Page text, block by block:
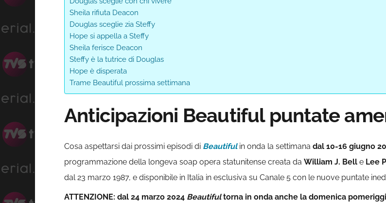
Sheila rifiuta Deacon
Douglas sceglie zia Steffy
Hope si appella a Steffy
Sheila ferisce Deacon
Steffy è la tutrice di Douglas
Hope è disperata
Trame Beautiful prossima settimana
Anticipazioni Beautiful puntate
Cosa aspettarsi dai prossimi episodi di Beautifulin onda la settimana dal 10-16 giugno
programmazione della longeva soap opera statunitense creata da William J. Bell e Lee
dal 23 marzo 1987, e disponibile in Italia in esclusiva su Canale 5 con le nuove puntate
ATTENZIONE: dal 24 marzo 2024 Beautifultorna in onda anche la domenica